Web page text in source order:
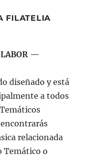
FILATELIA
LABOR —
diseñado y está
a todos
relacionada
Temático o